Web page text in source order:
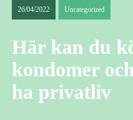
26/04/2022 Uncategorized
Här kan du
kondomer
ha privatliv